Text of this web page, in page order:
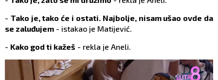
- Tako je, tako će i ostati. Najbolje, nisam ušao ovde da
se zaluđujem - istakao je Matijević.
- Kako god ti kažeš - rekla je Aneli.